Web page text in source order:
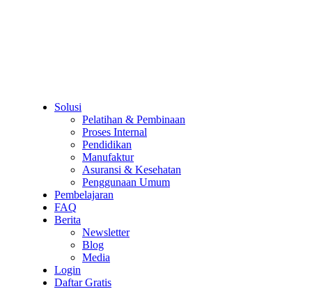
Solusi
Pelatihan & Pembinaan
Proses Internal
Pendidikan
Manufaktur
Asuransi & Kesehatan
Penggunaan Umum
Pembelajaran
FAQ
Berita
Newsletter
Blog
Media
Login
Daftar Gratis